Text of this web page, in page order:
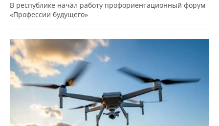
В республике начал работу профориентационный форум
«Профессии будущего»